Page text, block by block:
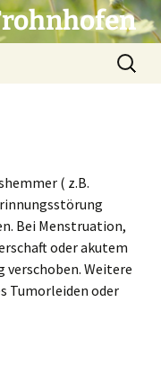
Suche
nach:
( z.B.
Bei Menstruation,
oder akutem
Weitere
Tumorleiden oder